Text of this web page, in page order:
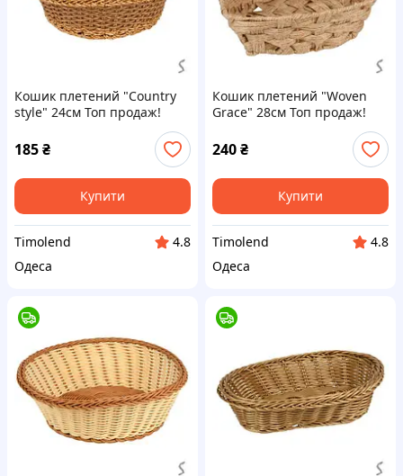
Кошик плетений "Country
style" 24см Топ продаж!
185₴
Купити
Timolend
4.8
Одеса
Кошик плетений "Woven
Grace" 28см Топ продаж!
240₴
Купити
Timolend
4.8
Одеса